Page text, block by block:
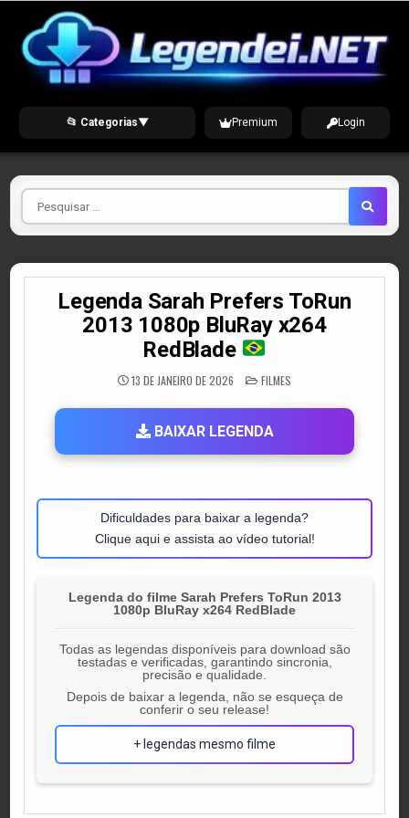
content
📂 Categorias▼ Premium Login
Pesquisar
por
Legenda Sarah Prefers ToRun
2013 1080p BluRay x264
RedBlade
13 DE JANEIRO DE 2026 POSTED
IN
FILMES
BAIXAR LEGENDA
Dificuldades para baixar a legenda?
Clique aqui e assista ao vídeo tutorial!
Legenda do filme Sarah Prefers ToRun 2013
1080p BluRay x264 RedBlade
Todas as legendas disponíveis para download são
testadas e verificadas, garantindo sincronia,
precisão e qualidade.
Depois de baixar a legenda, não se esqueça de
conferir o seu release!
+ legendas mesmo filme